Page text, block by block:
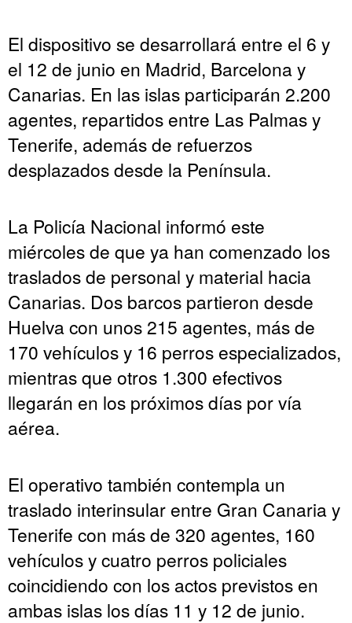
El dispositivo se desarrollará entre el 6 y
el 12 de junio en Madrid, Barcelona y
Canarias. En las islas participarán 2.200
agentes, repartidos entre Las Palmas y
Tenerife, además de refuerzos
desplazados desde la Península.
La Policía Nacional informó este
miércoles de que ya han comenzado los
traslados de personal y material hacia
Canarias. Dos barcos partieron desde
Huelva con unos 215 agentes, más de
170 vehículos y 16 perros especializados,
mientras que otros 1.300 efectivos
llegarán en los próximos días por vía
aérea.
El operativo también contempla un
traslado interinsular entre Gran Canaria y
Tenerife con más de 320 agentes, 160
vehículos y cuatro perros policiales
coincidiendo con los actos previstos en
ambas islas los días 11 y 12 de junio.